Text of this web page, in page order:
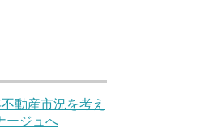
動産市況を考え
ージュへ